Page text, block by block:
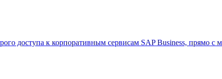
доступа к корпоративным сервисам SAP Business, прямо